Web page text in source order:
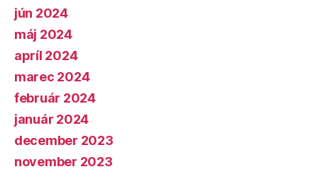
jún 2024
máj 2024
apríl 2024
marec 2024
február 2024
január 2024
december 2023
november 2023